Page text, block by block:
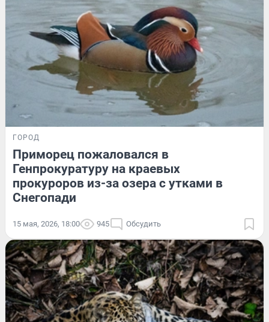
ГОРОД
Приморец пожаловался в
Генпрокуратуру на краевых
прокуроров из-за озера с утками в
Снегопади
15 мая, 2026, 18:00 945 Обсудить